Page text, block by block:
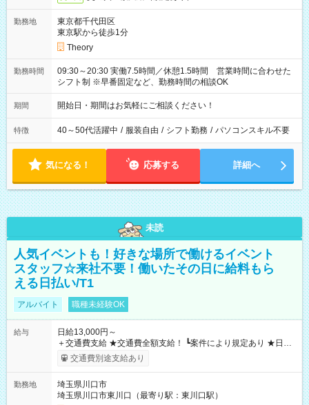
勤務地
東京都千代田区
東京駅から徒歩1分
Theory
勤務時間
09:30～20:30 実働7.5時間／休憩1.5時間 営業時間に合わせた
シフト制 ※早番固定など、勤務時間の相談OK
期間 開始日・期間はお気軽にご相談ください！
特徴 40～50代活躍中 / 服装自由 / シフト勤務 / パソコンスキル不要
気になる！ 応募する 詳細へ
未読
人気イベントも！好きな場所で働けるイベント
スタッフ☆来社不要！働いたその日に給料もら
える日払い/T1
アルバイト 職種未経験OK
給与
日給13,000円～
＋交通費支給 ★交通費全額支給！ ┗案件により規定あり ★日払
いOK！（規定あり） ┗働いたその日に現金GET♪ お仕事後はコ
ンビニATMから 日払い分を引き落とせます！ 【試用期間】試
交通費別途支給あり
勤務地
埼玉県川口市
埼玉県川口市東川口（最寄り駅：東川口駅）